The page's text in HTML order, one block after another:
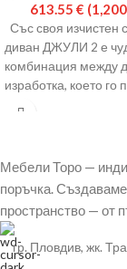
613.55 €
Със своя изчистен
диван ДЖУЛИ 2 е
комбинация между
изработка, което го
артикул, за
Мебели Торо —
поръчка.
пространство — от
гр. Пловдив, жк.